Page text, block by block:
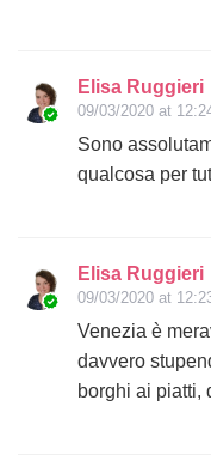
Elisa Ruggieri
09/03/2020 at
Sono
qualcosa per
Elisa Ruggieri
09/03/2020 at
Venezia è
davvero
borghi ai piatti,